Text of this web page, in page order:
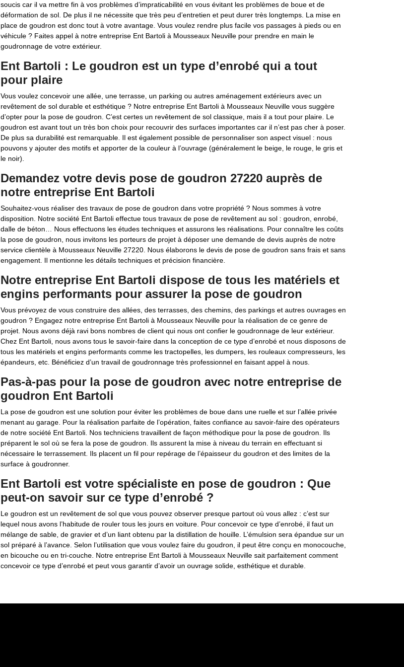
soucis car il va mettre fin à vos problèmes d’impraticabilité en vous évitant les problèmes de boue et de
déformation de sol. De plus il ne nécessite que très peu d’entretien et peut durer très longtemps. La mise en
place de goudron est donc tout à votre avantage. Vous voulez rendre plus facile vos passages à pieds ou en
véhicule ? Faites appel à notre entreprise Ent Bartoli à Mousseaux Neuville pour prendre en main le
goudronnage de votre extérieur.
Ent Bartoli : Le goudron est un type d’enrobé qui a tout
pour plaire
Vous voulez concevoir une allée, une terrasse, un parking ou autres aménagement extérieurs avec un
revêtement de sol durable et esthétique ? Notre entreprise Ent Bartoli à Mousseaux Neuville vous suggère
d’opter pour la pose de goudron. C’est certes un revêtement de sol classique, mais il a tout pour plaire. Le
goudron est avant tout un très bon choix pour recouvrir des surfaces importantes car il n’est pas cher à poser.
De plus sa durabilité est remarquable. Il est également possible de personnaliser son aspect visuel : nous
pouvons y ajouter des motifs et apporter de la couleur à l’ouvrage (généralement le beige, le rouge, le gris et
le noir).
Demandez votre devis pose de goudron 27220 auprès de
notre entreprise Ent Bartoli
Souhaitez-vous réaliser des travaux de pose de goudron dans votre propriété ? Nous sommes à votre
disposition. Notre société Ent Bartoli effectue tous travaux de pose de revêtement au sol : goudron, enrobé,
dalle de béton… Nous effectuons les études techniques et assurons les réalisations. Pour connaître les coûts
la pose de goudron, nous invitons les porteurs de projet à déposer une demande de devis auprès de notre
service clientèle à Mousseaux Neuville 27220. Nous élaborons le devis de pose de goudron sans frais et sans
engagement. Il mentionne les détails techniques et précision financière.
Notre entreprise Ent Bartoli dispose de tous les matériels et
engins performants pour assurer la pose de goudron
Vous prévoyez de vous construire des allées, des terrasses, des chemins, des parkings et autres ouvrages en
goudron ? Engagez notre entreprise Ent Bartoli à Mousseaux Neuville pour la réalisation de ce genre de
projet. Nous avons déjà ravi bons nombres de client qui nous ont confier le goudronnage de leur extérieur.
Chez Ent Bartoli, nous avons tous le savoir-faire dans la conception de ce type d’enrobé et nous disposons de
tous les matériels et engins performants comme les tractopelles, les dumpers, les rouleaux compresseurs, les
épandeurs, etc. Bénéficiez d’un travail de goudronnage très professionnel en faisant appel à nous.
Pas-à-pas pour la pose de goudron avec notre entreprise de
goudron Ent Bartoli
La pose de goudron est une solution pour éviter les problèmes de boue dans une ruelle et sur l’allée privée
menant au garage. Pour la réalisation parfaite de l’opération, faites confiance au savoir-faire des opérateurs
de notre société Ent Bartoli. Nos techniciens travaillent de façon méthodique pour la pose de goudron. Ils
préparent le sol où se fera la pose de goudron. Ils assurent la mise à niveau du terrain en effectuant si
nécessaire le terrassement. Ils placent un fil pour repérage de l’épaisseur du goudron et des limites de la
surface à goudronner.
Ent Bartoli est votre spécialiste en pose de goudron : Que
peut-on savoir sur ce type d’enrobé ?
Le goudron est un revêtement de sol que vous pouvez observer presque partout où vous allez : c’est sur
lequel nous avons l’habitude de rouler tous les jours en voiture. Pour concevoir ce type d’enrobé, il faut un
mélange de sable, de gravier et d’un liant obtenu par la distillation de houille. L’émulsion sera épandue sur un
sol préparé à l’avance. Selon l’utilisation que vous voulez faire du goudron, il peut être conçu en monocouche,
en bicouche ou en tri-couche. Notre entreprise Ent Bartoli à Mousseaux Neuville sait parfaitement comment
concevoir ce type d’enrobé et peut vous garantir d’avoir un ouvrage solide, esthétique et durable.